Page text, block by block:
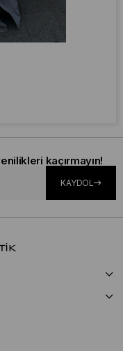
kaçırmayın!
KAYDOL